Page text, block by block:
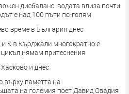
дисбаланс: водата влиза почти
е над 100 пъти по-голям
време в България днес
К в Кърджали многократно е
притеснения
и днес
върху паметта на
на големия поет Давид Овадия